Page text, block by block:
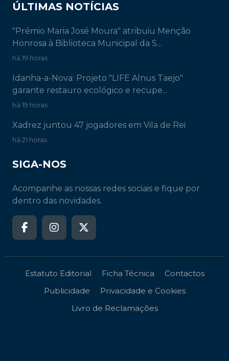
ÚLTIMAS NOTÍCIAS
"Prémio Maria José Moura" atribuiu Menção
Honrosa à Biblioteca Municipal da S...
há 19 horas
Idanha-a-Nova: Projeto "LIFE Alnus Taejo"
garante restauro ecológico e recupe...
há 19 horas
Xadrez juntou 47 jogadores em Vila de Rei
há 21 horas
SIGA-NOS
Acompanhe as nossas redes sociais e fique por
dentro das novidades.
Estatuto Editorial Ficha Técnica
Contactos
Publicidade
Privacidade e Cookies
Livro de Reclamações